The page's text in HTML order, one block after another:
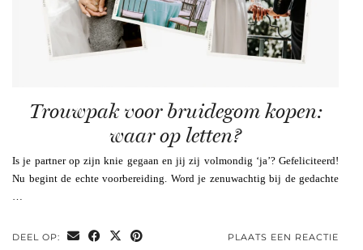
Trouwpak voor bruidegom kopen:
waar op letten?
Is je partner op zijn knie gegaan en jij zij volmondig ‘ja’? Gefeliciteerd!
Nu begint de echte voorbereiding. Word je zenuwachtig bij de gedachte
…
DEEL OP: PLAATS EEN REACTIE